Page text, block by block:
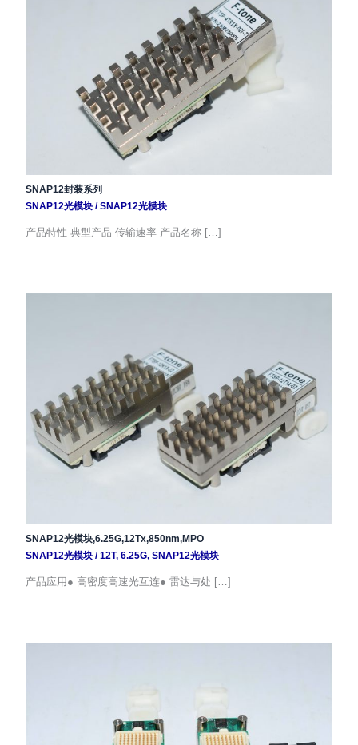
SNAP12封装系列
SNAP12光模块/SNAP12光模块
产品特性 典型产品 传输速率 产品名称 […]
SNAP12光模块,6.25G,12Tx,850nm,MPO
SNAP12光模块/12T, 6.25G, SNAP12光模块
产品应用● 高密度高速光互连● 雷达与处 […]